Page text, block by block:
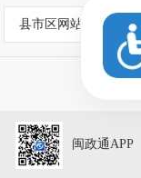
县市区网站
闽政通APP